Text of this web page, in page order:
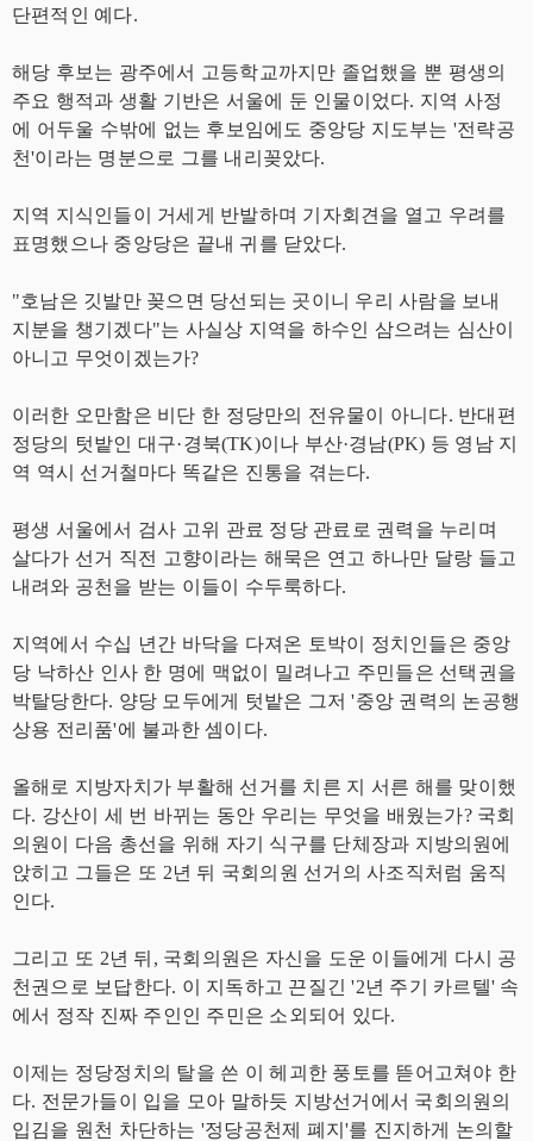
단편적인 예다.
해당 후보는 광주에서 고등학교까지만 졸업했을 뿐 평생의
주요 행적과 생활 기반은 서울에 둔 인물이었다. 지역 사정
에 어두울 수밖에 없는 후보임에도 중앙당 지도부는 '전략공
천'이라는 명분으로 그를 내리꽂았다.
지역 지식인들이 거세게 반발하며 기자회견을 열고 우려를
표명했으나 중앙당은 끝내 귀를 닫았다.
"호남은 깃발만 꽂으면 당선되는 곳이니 우리 사람을 보내
지분을 챙기겠다"는 사실상 지역을 하수인 삼으려는 심산이
아니고 무엇이겠는가?
이러한 오만함은 비단 한 정당만의 전유물이 아니다. 반대편
정당의 텃밭인 대구·경북(TK)이나 부산·경남(PK) 등 영남 지
역 역시 선거철마다 똑같은 진통을 겪는다.
평생 서울에서 검사 고위 관료 정당 관료로 권력을 누리며
살다가 선거 직전 고향이라는 해묵은 연고 하나만 달랑 들고
내려와 공천을 받는 이들이 수두룩하다.
지역에서 수십 년간 바닥을 다져온 토박이 정치인들은 중앙
당 낙하산 인사 한 명에 맥없이 밀려나고 주민들은 선택권을
박탈당한다. 양당 모두에게 텃밭은 그저 '중앙 권력의 논공행
상용 전리품'에 불과한 셈이다.
올해로 지방자치가 부활해 선거를 치른 지 서른 해를 맞이했
다. 강산이 세 번 바뀌는 동안 우리는 무엇을 배웠는가? 국회
의원이 다음 총선을 위해 자기 식구를 단체장과 지방의원에
앉히고 그들은 또 2년 뒤 국회의원 선거의 사조직처럼 움직
인다.
그리고 또 2년 뒤, 국회의원은 자신을 도운 이들에게 다시 공
천권으로 보답한다. 이 지독하고 끈질긴 '2년 주기 카르텔' 속
에서 정작 진짜 주인인 주민은 소외되어 있다.
이제는 정당정치의 탈을 쓴 이 헤괴한 풍토를 뜯어고쳐야 한
다. 전문가들이 입을 모아 말하듯 지방선거에서 국회의원의
입김을 원천 차단하는 '정당공천제 폐지'를 진지하게 논의할